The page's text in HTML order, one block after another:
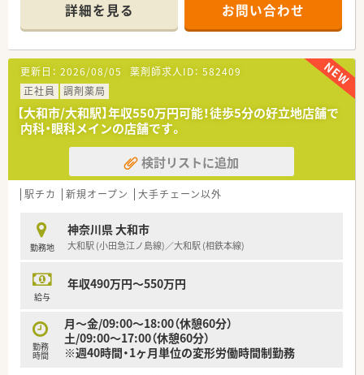
【店舗情報と応需状況について】
■ JR鹿児島本線の大野城駅から徒歩7分ほどの利便性に優れた
立地に位置しており通勤が非常にスムーズです。
■ 応需科目は面対応となっており幅広い疾患や処方せんに触れ
ながら専門スキルをしっかりと磨ける環境です。
■ 複数名体制での勤務を基本としており調剤から服薬指導まで
落ち着いて業務に取り組むことができます。
【募集背景と求める人物像について】
■ 店舗網の拡大と将来の管理薬剤師候補の確保を目指して新し
い正社員メンバーの増員募集を行っています。
■ 病院や調剤薬局での実務経験をお持ちの方でかかりつけ薬剤
師業務や在宅対応に意欲的な方を歓迎します。
持たずに前向きに取り組める方に最適です。
【法人特徴について】
した九州エリアで急成長中の注目企業です。
■ ゼロから人間関係を構築できるオープニング環境が多く風通
しの良い職場づくりを実現しています。
詳細を見る お問い合わせ
更新日： 2026/08/05 薬剤師求人ID： 582409
正社員
調剤薬局
【大和市/大和駅】年収550万円可能！徒歩5分の好立地店舗で
内科・眼科メインの店舗です。
検討リストに追加
駅チカ 新規オープン 大手チェーン以外
勤務地
神奈川県 大和市
大和駅 (小田急江ノ島線)／大和駅 (相鉄本線)
給与
年収490万円～550万円
勤務
時間
月～金/09:00～18:00（休憩60分）
土/09:00～17:00（休憩60分）
※週40時間・1ヶ月単位の変形労働時間制勤務